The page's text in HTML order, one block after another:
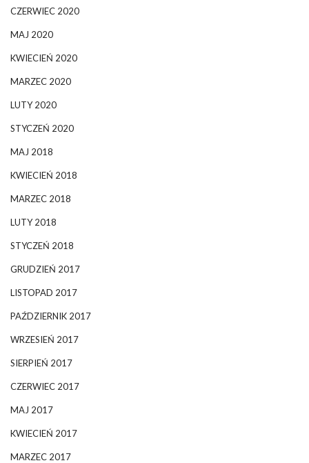
CZERWIEC 2020
MAJ 2020
KWIECIEŃ 2020
MARZEC 2020
LUTY 2020
STYCZEŃ 2020
MAJ 2018
KWIECIEŃ 2018
MARZEC 2018
LUTY 2018
STYCZEŃ 2018
GRUDZIEŃ 2017
LISTOPAD 2017
PAŹDZIERNIK 2017
WRZESIEŃ 2017
SIERPIEŃ 2017
CZERWIEC 2017
MAJ 2017
KWIECIEŃ 2017
MARZEC 2017